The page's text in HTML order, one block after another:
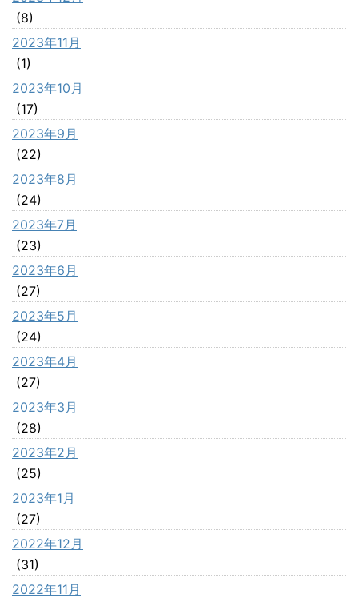
(8)
2023年11月
(1)
2023年10月
(17)
2023年9月
(22)
2023年8月
(24)
2023年7月
(23)
2023年6月
(27)
2023年5月
(24)
2023年4月
(27)
2023年3月
(28)
2023年2月
(25)
2023年1月
(27)
2022年12月
(31)
2022年11月